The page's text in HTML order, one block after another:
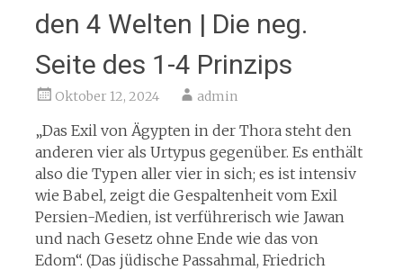
den 4 Welten | Die neg.
Seite des 1-4 Prinzips
Oktober 12, 2024 admin
„Das Exil von Ägypten in der Thora steht den
anderen vier als Urtypus gegenüber. Es enthält
also die Typen aller vier in sich; es ist intensiv
wie Babel, zeigt die Gespaltenheit vom Exil
Persien-Medien, ist verführerisch wie Jawan
und nach Gesetz ohne Ende wie das von
Edom“. (Das jüdische Passahmal, Friedrich